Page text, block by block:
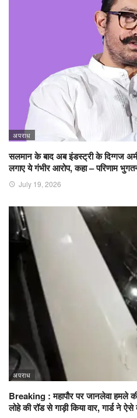
अपराध
सलमान के बाद अब इंडस्ट्री के दिग्गज
लगाए ये गंभीर आरोप, कहा – परिणाम
July 19, 2026
अपराध
Breaking : महापौर पर जानलेवा हमले
लोहे की रॉड से गाड़ी किया वार, गार्ड ने